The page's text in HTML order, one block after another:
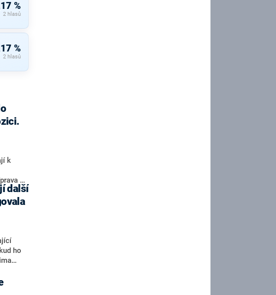
%
2 hlasů
%
2 hlasů
k
na
v
i
to
s
Prima
ho
mohl